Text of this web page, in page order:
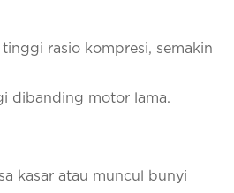
rasio kompresi, semakin
dibanding motor lama.
kasar atau muncul bunyi